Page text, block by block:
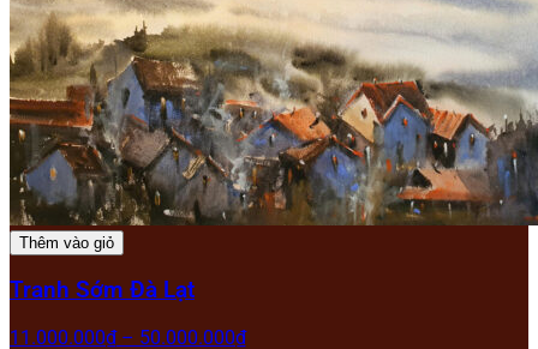
Thêm vào giỏ
Tranh Sớm Đà Lạt
11.000.000₫ – 50.000.000₫